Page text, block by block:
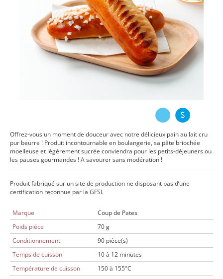
Offrez-vous un moment de douceur avec notre délicieux pain au lait cru
pur beurre ! Produit incontournable en boulangerie, sa pâte briochée
moelleuse et légèrement sucrée conviendra pour les petits-déjeuners ou
les pauses gourmandes ! A savourer sans modération !
Produit fabriqué sur un site de production ne disposant pas d’une
certification reconnue par la GFSI.
Marque
Coup de Pates
Poids pièce
70 g
Conditionnement
90 pièce(s)
Temps de cuisson
10 à 12 minutes
Température de cuisson
150 à 155°C